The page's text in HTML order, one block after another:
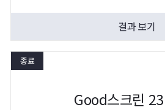
결과 보기
종료
Good스크린